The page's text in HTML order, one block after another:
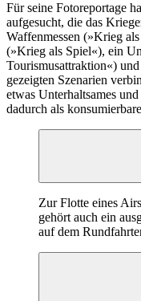
Für seine Fotoreportage
aufgesucht, die das
­Waffenmessen (»Krieg
(»Krieg als Spiel«), ein
Tourismusattraktion«)
gezeigten Szenarien
etwas Unterhaltsames
dadurch als
Zur Flotte eines
gehört auch ein
auf dem